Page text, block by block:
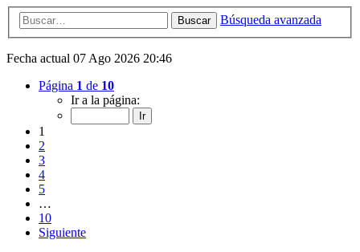
Buscar Búsqueda avanzada
Fecha actual 07 Ago 2026 20:46
Página 1 de 10
Ir a la página:
1
2
3
4
5
…
10
Siguiente